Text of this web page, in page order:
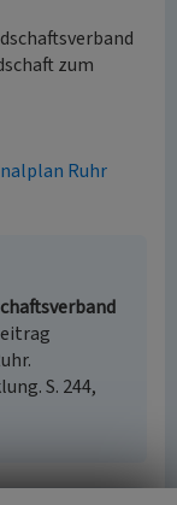
zum
Ruhr
S. 244,